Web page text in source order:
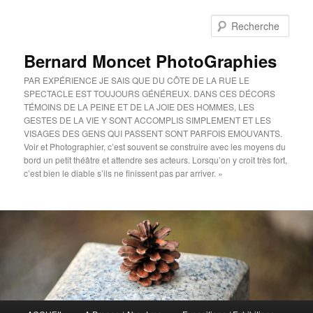
Bernard Moncet PhotoGraphies
PAR EXPÉRIENCE JE SAIS QUE DU CÔTE DE LA RUE LE
SPECTACLE EST TOUJOURS GÉNÉREUX. DANS CES DÉCORS
TÉMOINS DE LA PEINE ET DE LA JOIE DES HOMMES, LES
GESTES DE LA VIE Y SONT ACCOMPLIS SIMPLEMENT ET LES
VISAGES DES GENS QUI PASSENT SONT PARFOIS EMOUVANTS.
Voir et Photographier, c’est souvent se construire avec les moyens du
bord un petit théâtre et attendre ses acteurs. Lorsqu’on y croit très fort,
c’est bien le diable s’ils ne finissent pas par arriver. »